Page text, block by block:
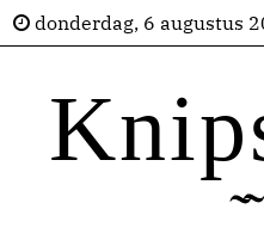
donderdag, 6 augustus